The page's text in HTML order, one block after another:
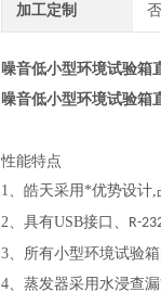
加工定制
噪音低小型环境试验箱
噪音低小型环境试验箱
性能特点
1、 皓天采用*优势设计,
2、 具有USB接口、 R-
3、 所有小型环境试验
4、 蒸发器采用水浸查